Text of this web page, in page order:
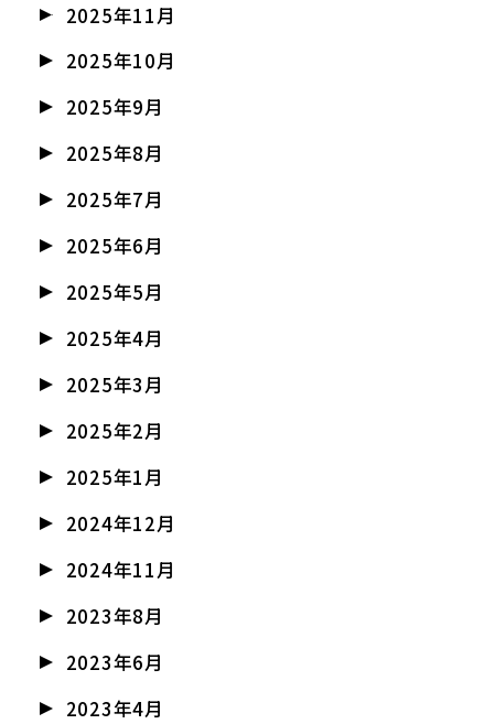
2025年11月
2025年10月
2025年9月
2025年8月
2025年7月
2025年6月
2025年5月
2025年4月
2025年3月
2025年2月
2025年1月
2024年12月
2024年11月
2023年8月
2023年6月
2023年4月